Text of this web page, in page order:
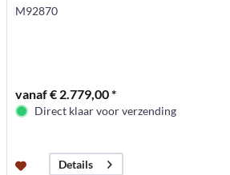
M92870
vanaf € 2.779,00 *
Direct klaar voor verzending
Details